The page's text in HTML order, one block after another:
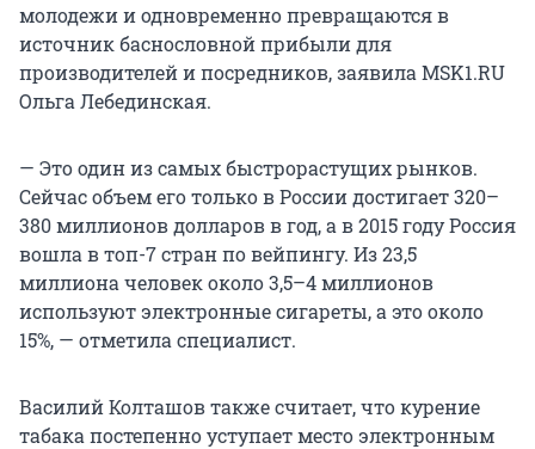
молодежи и одновременно превращаются в
источник баснословной прибыли для
производителей и посредников, заявила MSK1.RU
Ольга Лебединская.
— Это один из самых быстрорастущих рынков.
Сейчас объем его только в России достигает 320–
380 миллионов долларов в год, а в 2015 году Россия
вошла в топ-7 стран по вейпингу. Из 23,5
миллиона человек около 3,5–4 миллионов
используют электронные сигареты, а это около
15%, — отметила специалист.
Василий Колташов также считает, что курение
табака постепенно уступает место электронным